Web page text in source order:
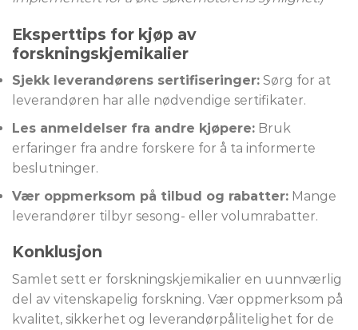
Eksperttips for kjøp av
forskningskjemikalier
Sjekk leverandørens sertifiseringer: Sørg for at
leverandøren har alle nødvendige sertifikater.
Les anmeldelser fra andre kjøpere: Bruk
erfaringer fra andre forskere for å ta informerte
beslutninger.
Vær oppmerksom på tilbud og rabatter: Mange
leverandører tilbyr sesong- eller volumrabatter.
Konklusjon
Samlet sett er forskningskjemikalier en uunnværlig
del av vitenskapelig forskning. Vær oppmerksom på
kvalitet, sikkerhet og leverandørpålitelighet for de